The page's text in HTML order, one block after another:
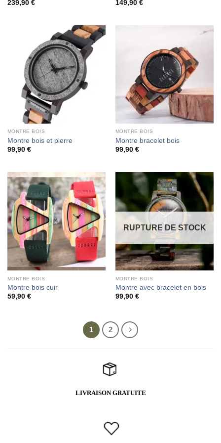
239,90 € 149,90 €
MONTRE BOIS
Montre bois et pierre
99,90 €
MONTRE BOIS
Montre bracelet bois
99,90 €
MONTRE BOIS
Montre bois cuir
59,90 €
RUPTURE DE STOCK
MONTRE BOIS
Montre avec bracelet en bois
99,90 €
1 2
LIVRAISON GRATUITE